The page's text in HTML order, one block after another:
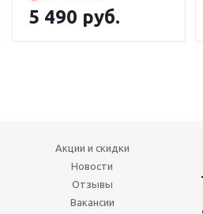
5 490 руб.
Акции и скидки
Новости
Отзывы
Вакансии